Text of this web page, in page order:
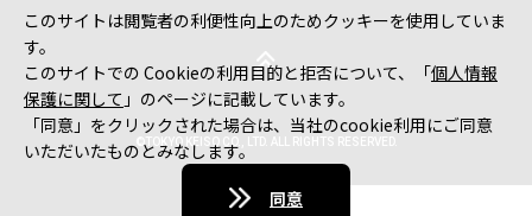
このサイトは閲覧者の利便性向上のためクッキーを使用していま
す。
このサイトでの Cookieの利用目的と拒否について、「個人情報
保護に関して 」のページに記載しています。
「同意」をクリックされた場合は、当社のcookie利用にご同意
いただいたものとみなします。
同意
©TOKYO KEISO CO., LTD. ALL RIGHTS RESERVED.